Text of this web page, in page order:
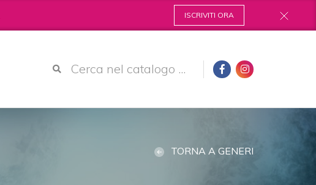
ISCRIVITI ORA
TORNA A GENERI